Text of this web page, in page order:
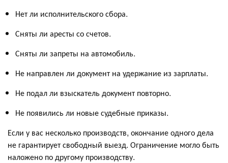
Нет ли исполнительского сбора.
Сняты ли аресты со счетов.
Сняты ли запреты на автомобиль.
Не направлен ли документ на удержание из зарплаты.
Не подал ли взыскатель документ повторно.
Не появились ли новые судебные приказы.
Если у вас несколько производств, окончание одного дела
не гарантирует свободный выезд. Ограничение могло быть
наложено по другому производству.